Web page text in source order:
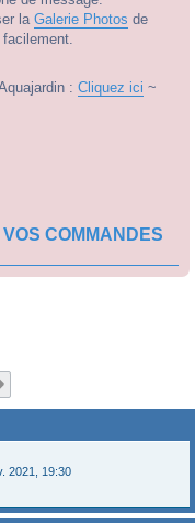
la Galerie Photos de
: Cliquez ici ~
COMMANDES
2021, 19:30